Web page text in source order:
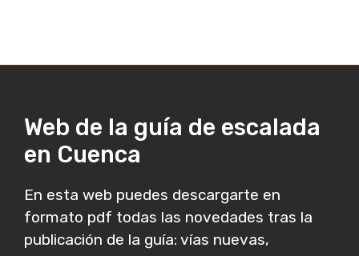
Web de la guía de escalada
en Cuenca
En esta web puedes descargarte en
formato pdf todas las novedades tras la
publicación de la guía: vías nuevas,